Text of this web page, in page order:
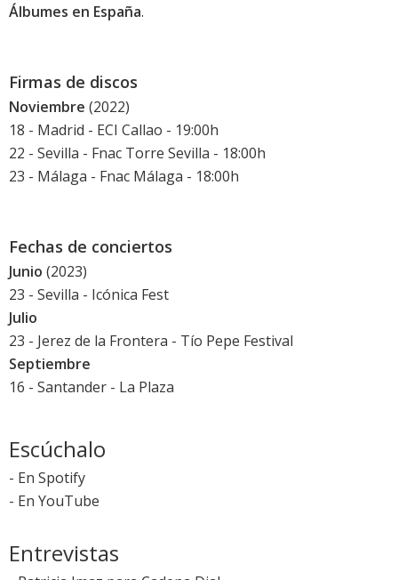
Álbumes en España.
Firmas de discos
Noviembre (2022)
18 - Madrid - ECI Callao - 19:00h
22 - Sevilla - Fnac Torre Sevilla - 18:00h
23 - Málaga - Fnac Málaga - 18:00h
Fechas de conciertos
Junio (2023)
23 - Sevilla - Icónica Fest
Julio
23 - Jerez de la Frontera - Tío Pepe Festival
Septiembre
16 - Santander - La Plaza
Escúchalo
- En Spotify
- En YouTube
Entrevistas